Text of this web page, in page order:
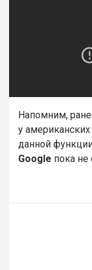
Напомним,
у
данной
Google пока не